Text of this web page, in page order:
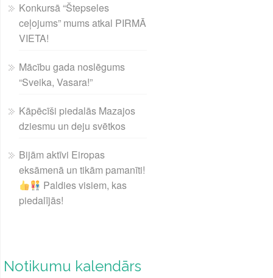
Konkursā “Štepseles
ceļojums” mums atkal PIRMĀ
VIETA!
Mācību gada noslēgums
“Sveika, Vasara!”
Kāpēcīši piedalās Mazajos
dziesmu un deju svētkos
Bijām aktīvi Eiropas
eksāmenā un tikām pamanīti!
Paldies visiem, kas
piedalījās!
Notikumu kalendārs